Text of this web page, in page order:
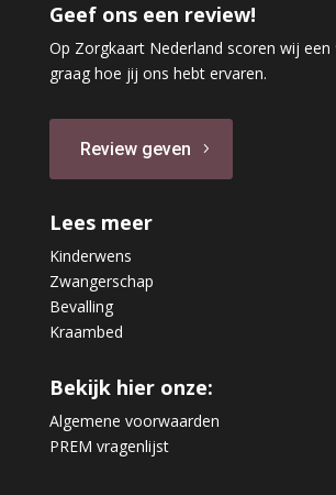
Geef ons een review!
Op Zorgkaart Nederland scoren wij een
graag hoe jij ons hebt ervaren.
Review geven
Lees meer
Kinderwens
Zwangerschap
Bevalling
Kraambed
Bekijk hier onze:
Algemene voorwaarden
PREM vragenlijst